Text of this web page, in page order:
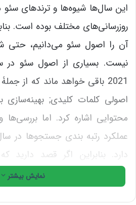
این سال‌ها شیوه‌ها و ترندهای سئو
روزرسانی‌های مختلف بوده است.
آن را اصول سئو می‌دانیم،
2021 باقی خواهد ماند که از
اصولی کلمات کلیدی; بهینه‌سازی
محتوایی اشاره کرد. اما بررسی‌ها
عملکرد رتبه بندی جستجوها در
دارد. بنابراین اگر قصد دارید
بازاریابی خود در سال جدید را تدوین
ترندهای سئو 2022 نیز حتماً آشنا باشید.
نمایش بیشتر